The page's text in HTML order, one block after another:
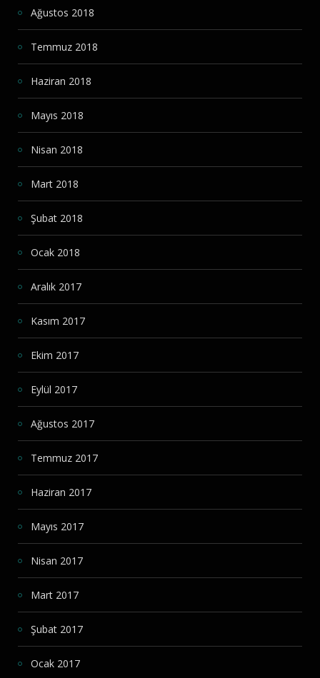
Ağustos 2018
Temmuz 2018
Haziran 2018
Mayıs 2018
Nisan 2018
Mart 2018
Şubat 2018
Ocak 2018
Aralık 2017
Kasım 2017
Ekim 2017
Eylül 2017
Ağustos 2017
Temmuz 2017
Haziran 2017
Mayıs 2017
Nisan 2017
Mart 2017
Şubat 2017
Ocak 2017